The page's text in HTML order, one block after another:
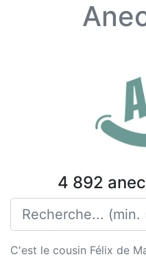
4 892
C'est le cousin Félix de